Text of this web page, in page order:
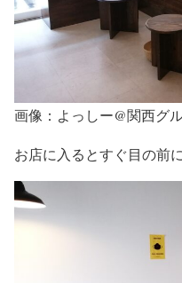
画像：よっしー@関西グ
お店に入るとすぐ目の前